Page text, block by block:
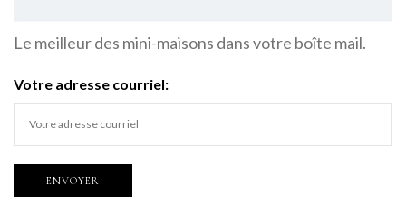
Le meilleur des mini-maisons dans votre boîte mail.
Votre adresse courriel: